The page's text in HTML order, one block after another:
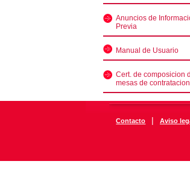
Anuncios de
Previa
Manual de Usuario
Cert. de composicion
mesas de contratacion
Contacto | Aviso